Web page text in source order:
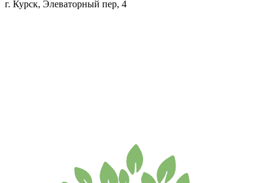
г. Курск, Элеваторный пер, 4